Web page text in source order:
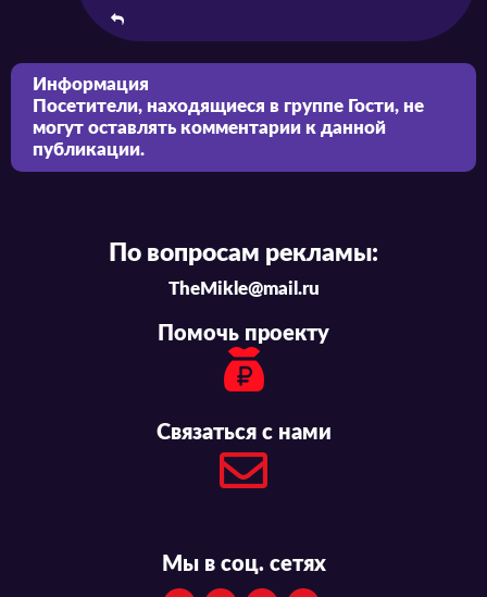
Информация
Посетители, находящиеся в группе Гости, не
могут оставлять комментарии к данной
публикации.
По вопросам рекламы:
TheMikle@mail.ru
Помочь проекту
Связаться с нами
Мы в соц. сетях